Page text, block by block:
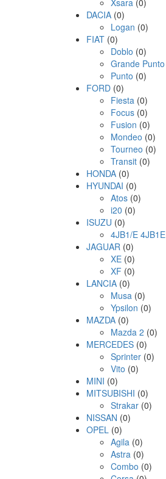
Xsara (0)
DACIA (0)
Logan (0)
FIAT (0)
Doblo (0)
Grande Punto
Punto (0)
FORD (0)
Fiesta (0)
Focus (0)
Fusion (0)
Mondeo (0)
Tourneo (0)
Transit (0)
HONDA (0)
HYUNDAI (0)
Atos (0)
i20 (0)
ISUZU (0)
4JB1/E 4JB1E
JAGUAR (0)
XE (0)
XF (0)
LANCIA (0)
Musa (0)
Ypsilon (0)
MAZDA (0)
Mazda 2 (0)
MERCEDES (0)
Sprinter (0)
Vito (0)
MINI (0)
MITSUBISHI (0)
Strakar (0)
NISSAN (0)
OPEL (0)
Agila (0)
Astra (0)
Combo (0)